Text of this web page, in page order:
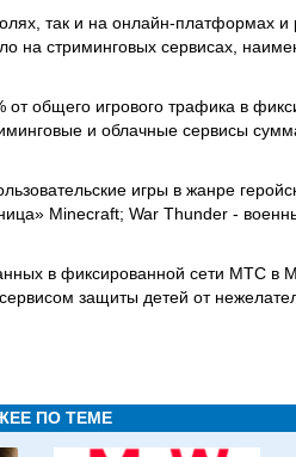
так и на онлайн-платформах и
на стриминговых сервисах,
от общего игрового трафика в
и облачные сервисы
игры в жанре
Minecraft; War Thunder -
в фиксированной сети МТС в
защиты детей от
ПО ТЕМЕ